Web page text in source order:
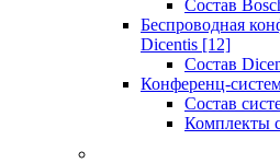
Состав
Беспроводная
Dicentis [12]
Состав
Конференц-
Состав
Комплекты